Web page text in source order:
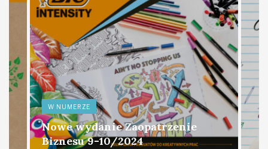
W NUMERZE
Nowe wydanie Zaopatrzenie
Biznesu 9-10/2024